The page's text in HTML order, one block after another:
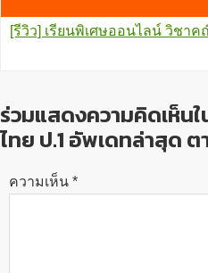
[รีวิว] เรียนพิเศษออนไลน์ วิชา
ร่วมแสดงความคิดเห็นใ
ไทย ป.1 อัพเดทล่าสุด
ความเห็น *